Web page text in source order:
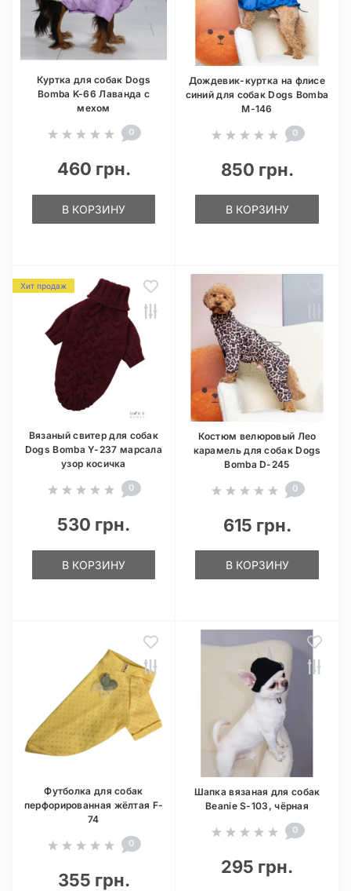
Куртка для собак Dogs
Bomba K-66 Лаванда с
мехом
0
460 грн.
В КОРЗИНУ
Дождевик-куртка на флисе
синий для собак Dogs Bomba
M-146
0
850 грн.
В КОРЗИНУ
Хит продаж
Вязаный свитер для собак
Dogs Bomba Y-237 марсала
узор косичка
0
530 грн.
В КОРЗИНУ
Костюм велюровый Лео
карамель для собак Dogs
Bomba D-245
0
615 грн.
В КОРЗИНУ
Футболка для собак
перфорированная жёлтая F-
74
0
355 грн.
Шапка вязаная для собак
Beanie S-103, чёрная
0
295 грн.